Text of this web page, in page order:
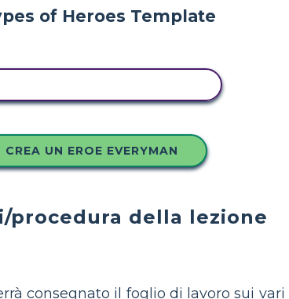
CREA UN EROE EVERYMAN
procedura della lezione
consegnato il foglio di lavoro sui